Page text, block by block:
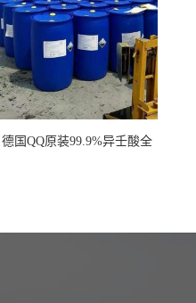
德国QQ原装99.9%异壬酸全